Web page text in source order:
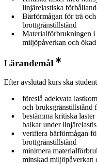
linjärelastiska
Bärförmågan för trä
brottgränstillstånd
Materialförbrukningen i
miljöpåverkan och
Lärandemål
Efter avslutad kurs ska
föreslå adekvata
och bruksgränstillstånd
bestämma kritiska
balkar under
verifiera bärförmågan
brottgränstillstånd
minimera
minskad miljöpåverkan